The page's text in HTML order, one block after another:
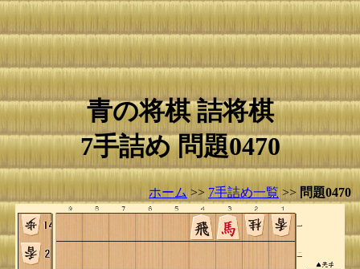
青の将棋 詰将棋
7手詰め 問題0470
ホーム >> 7手詰め一覧 >> 問題0470